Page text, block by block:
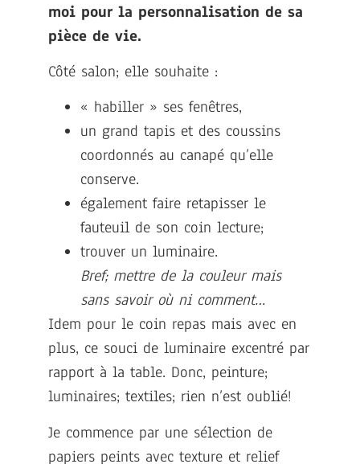
moi pour la personnalisation de sa
pièce de vie.
Côté salon; elle souhaite :
« habiller » ses fenêtres,
un grand tapis et des coussins
coordonnés au canapé qu’elle
conserve.
également faire retapisser le
fauteuil de son coin lecture;
trouver un luminaire.
Bref; mettre de la couleur mais
sans savoir où ni comment…
Idem pour le coin repas mais avec en
plus, ce souci de luminaire excentré par
rapport à la table. Donc, peinture;
luminaires; textiles; rien n’est oublié!
Je commence par une sélection de
papiers peints avec texture et relief